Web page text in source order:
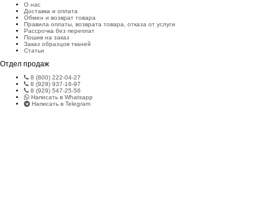
О нас
Доставка и оплата
Обмен и возврат товара
Правила оплаты, возврата товара, отказа от услуги
Рассрочка без переплат
Пошив на заказ
Заказ образцов тканей
Статьи
Отдел продаж
8 (800) 222-04-27
8 (929) 937-16-97
8 (929) 547-25-56
Написать в Whatsapp
Написать в Telegram